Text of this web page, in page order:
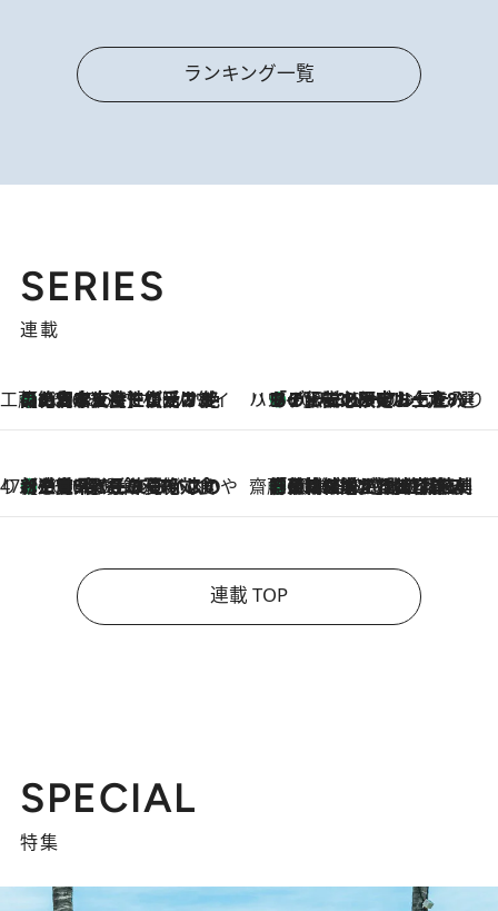
ランキング一覧
SERIES
連載
工藤まやのおもてなしハワイ
2026.8.6
【ハワイ土産】ローカルの絶大な支持で復活！ 絶品の幻クッキー《元ファンの日本人女性が受け継いだ名店》 ハワイ賢者 リサのお気に入りリスト2026.8.6
あの伝説の限定トートも！ リニューアルした「ディーン＆デルーカ ハワイ」で必須のお土産8選
47都道府県の手みやげ ひんやりスイーツで夏を満喫
2026.8.6
【三重県】この夏絶対食べたい 冷やしておいしいおやつ3選 お餅×アイスの新感覚スイーツ 齋藤 薫 美容脳ルネサンス
2026.8.6
「荷物が増えるほど旅ストレスは増す」美容ジャーナリストがたどり着いた最終結論。“化粧品を劇的に減らす”感動の凝縮美容とは
連載 TOP
SPECIAL
特集